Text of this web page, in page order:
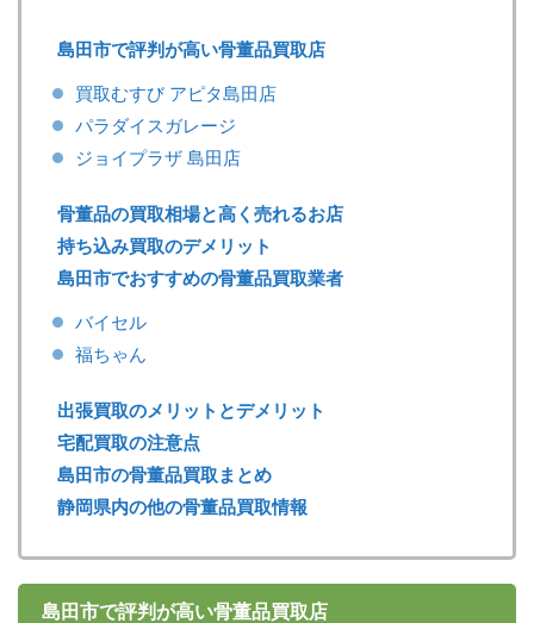
島田市で評判が高い骨董品買取店
買取むすび アピタ島田店
パラダイスガレージ
ジョイプラザ 島田店
骨董品の買取相場と高く売れるお店
持ち込み買取のデメリット
島田市でおすすめの骨董品買取業者
バイセル
福ちゃん
出張買取のメリットとデメリット
宅配買取の注意点
島田市の骨董品買取まとめ
静岡県内の他の骨董品買取情報
島田市で評判が高い骨董品買取店